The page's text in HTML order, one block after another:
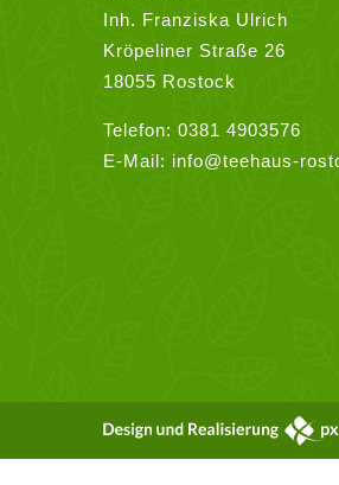
Inh. Franziska Ulrich
Kröpeliner Straße 26
18055 Rostock
Telefon: 0381 4903576
E-Mail: info@teehaus-